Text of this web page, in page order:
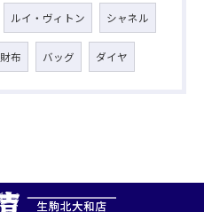
ルイ・ヴィトン シャネル
財布 バッグ ダイヤ